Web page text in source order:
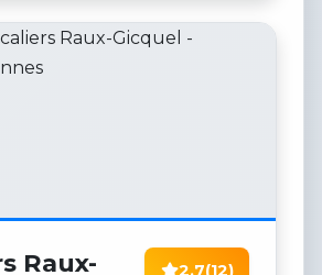
Raux-
2.7(12)